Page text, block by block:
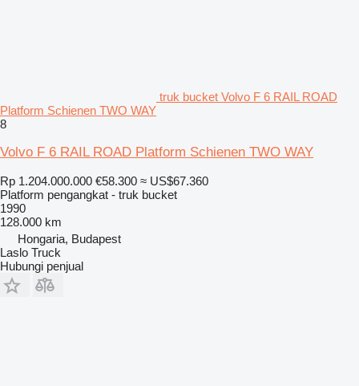
truk bucket Volvo F 6 RAIL ROAD
Platform Schienen TWO WAY
8
Volvo F 6 RAIL ROAD Platform Schienen TWO WAY
Rp 1.204.000.000 €58.300 ≈ US$67.360
Platform pengangkat - truk bucket
1990
128.000 km
Hongaria, Budapest
Laslo Truck
Hubungi penjual